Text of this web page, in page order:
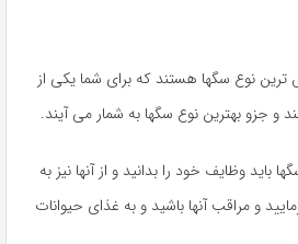
نوع سگها هستند که برای شما یکی از
و جزو بهترین نوع سگها به شمار می آیند.
باید وظایف خود را بدانید و از آنها نیز به
و مراقب آنها باشید و به غذای حیوانات